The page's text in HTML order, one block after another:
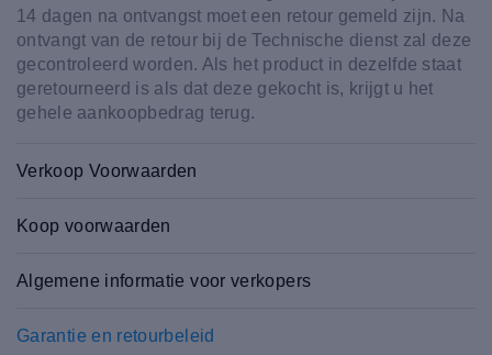
Verkoop Voorwaarden
Koop voorwaarden
Algemene informatie voor verkopers
Garantie en retourbeleid
14 dagen na ontvangst moet een retour gemeld zijn. Na
ontvangt van de retour bij de Technische dienst zal deze
gecontroleerd worden. Als het product in dezelfde staat
geretourneerd is als dat deze gekocht is, krijgt u het
gehele aankoopbedrag terug.